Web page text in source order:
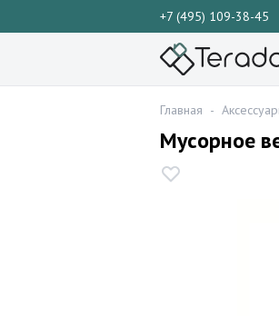
+7 (495) 109-38-45
Главная -
Мусорное